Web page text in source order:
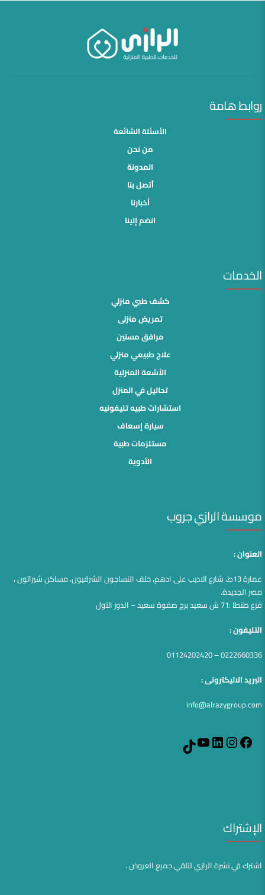
روابط هامة
الأسئلة الشائعة
من نحن
المدونة
أتصل بنا
أخبارنا
انضم إلينا
الخدمات
كشف طبي منزلي
تمريض منزلى
مرافق مسنين
علاج طبيعي منزلي
الأشعة المنزلية
تحاليل في المنزل
استشارات طبيه تليفونيه
سيارة إسعاف
مستلزمات طبية
الأدوية
موسسة الرازي جروب
العنوان :
عمارة 13ط، شارع الاديب على ادهم، خلف النساجون الشرقيون، مساكن شيراتون ،
مصر الجديدة.
فرع طنطا :71 ش سعيد برج صفوة سعيد – الدور الآول
التليفون :
0222660336 – 01124202420
البريد الاليكترونى :
info@alrazygroup.com
Facebook
Instagram
LinkedIn
YouTube
الإشتراك
اشترك في نشرة الرازي لتلقي جميع العروض .